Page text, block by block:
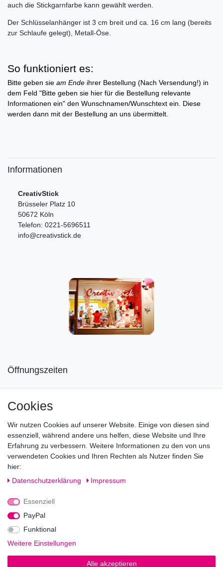
auch die Stickgarnfarbe kann gewählt werden.
Der Schlüsselanhänger ist 3 cm breit und ca. 16 cm lang (bereits
zur Schlaufe gelegt), Metall-Öse.
So funktioniert es:
Bitte geben sie am Ende ihrer Bestellung (Nach Versendung!) in
dem Feld "Bitte geben sie hier für die Bestellung relevante
Informationen ein" den Wunschnamen/Wunschtext ein. Diese
werden dann mit der Bestellung an uns übermittelt.
Informationen
CreativStick
Brüsseler Platz 10
50672 Köln
Telefon: 0221-5696511
info@creativstick.de
Öffnungszeiten
Di-Fr von 10.00 - 18.30 Uhr
Sa von 11.00 - 16.00 Uhr
Besuchen Sie unsere Verkaufsräume, dort beraten wir Sie
gerne.
Fragen?
Rufen Sie an!
0221-5696511
Impressum Daten­schutz­erklärung AGB
Cookies
Wir nutzen Cookies auf unserer Website. Einige von diesen sind
essenziell, während andere uns helfen, diese Website und Ihre
Erfahrung zu verbessern. Weitere Informationen zu den von uns
verwendeten Cookies und Ihren Rechten als Nutzer finden Sie
hier:
Daten­schutz­erklärung
Impressum
Essenziell
PayPal
Funktional
Weitere Einstellungen
Alle akzeptieren